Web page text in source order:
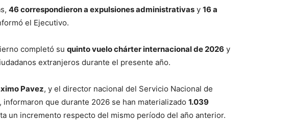
46 correspondieron a expulsiones administrativas y 16 a
el Ejecutivo.
completó su quinto vuelo chárter internacional de 2026 y
extranjeros durante el presente año.
Pavez, y el director nacional del Servicio Nacional de
, informaron que durante 2026 se han materializado 1.039
un incremento respecto del mismo período del año anterior.